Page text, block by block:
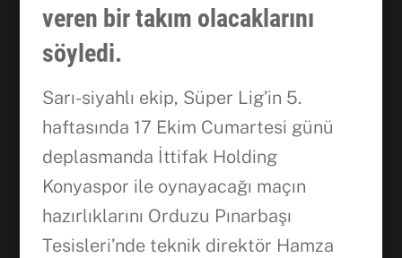
veren bir takım olacaklarını
söyledi.
Sarı-siyahlı ekip, Süper Lig’in 5.
haftasında 17 Ekim Cumartesi günü
deplasmanda İttifak Holding
Konyaspor ile oynayacağı maçın
hazırlıklarını Orduzu Pınarbaşı
Tesisleri’nde teknik direktör Hamza